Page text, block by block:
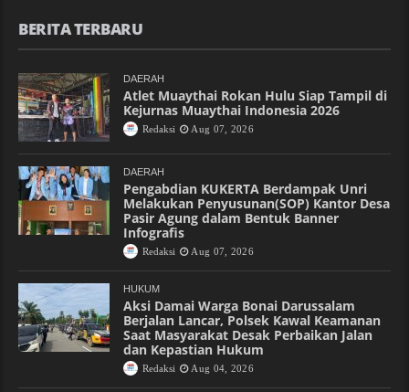
BERITA TERBARU
DAERAH
Atlet Muaythai Rokan Hulu Siap Tampil di
Kejurnas Muaythai Indonesia 2026
Redaksi Aug 07, 2026
DAERAH
Pengabdian KUKERTA Berdampak Unri
Melakukan Penyusunan(SOP) Kantor Desa
Pasir Agung dalam Bentuk Banner
Infografis
Redaksi Aug 07, 2026
HUKUM
Aksi Damai Warga Bonai Darussalam
Berjalan Lancar, Polsek Kawal Keamanan
Saat Masyarakat Desak Perbaikan Jalan
dan Kepastian Hukum
Redaksi Aug 04, 2026